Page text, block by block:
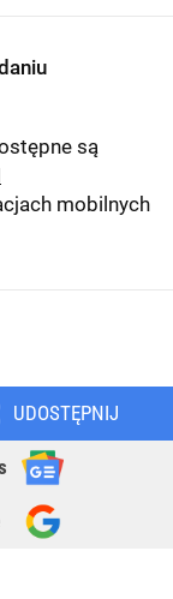
są
mobilnych
UDOSTĘPNIJ